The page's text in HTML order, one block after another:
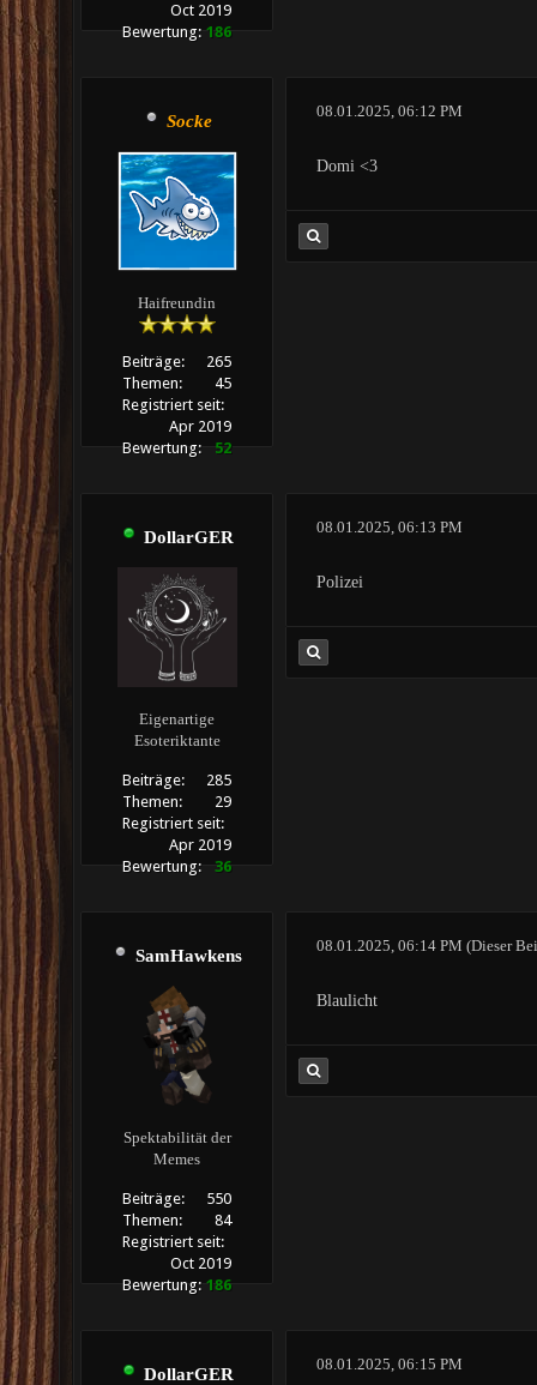
Oct 2019
Bewertung: 186
Socke
Haifreundin
Beiträge:
265
Themen:
45
Registriert seit:
Apr 2019
Bewertung:
52
08.01.2025, 06:12 PM
Domi <3
DollarGER
Eigenartige
Esoteriktante
Beiträge:
285
Themen:
29
Registriert seit:
Apr 2019
Bewertung:
36
08.01.2025, 06:13 PM
Polizei
SamHawkens
Spektabilität der
Memes
Beiträge:
550
Themen:
84
Registriert seit:
Oct 2019
Bewertung: 186
08.01.2025, 06:14 PM (Dieser
Blaulicht
DollarGER 08.01.2025, 06:15 PM